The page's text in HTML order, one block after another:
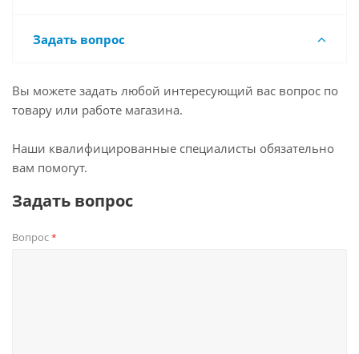
Задать вопрос
Вы можете задать любой интересующий вас вопрос по
товару или работе магазина.
Наши квалифицированные специалисты обязательно
вам помогут.
Задать вопрос
Вопрос*